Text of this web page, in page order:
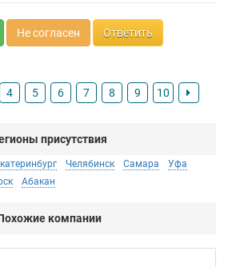
Не согласен Ответить
4 5 6 7 8 9 10
присутствия
Челябинск Самара
Уфа
Абакан
компании